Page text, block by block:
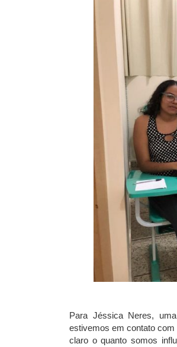
Para Jéssica Neres,
estivemos em contato com
claro o quanto somos